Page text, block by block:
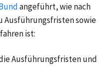
angeführt, wie nach
Ausführungsfristen sowie
ist:
Ausführungsfristen und